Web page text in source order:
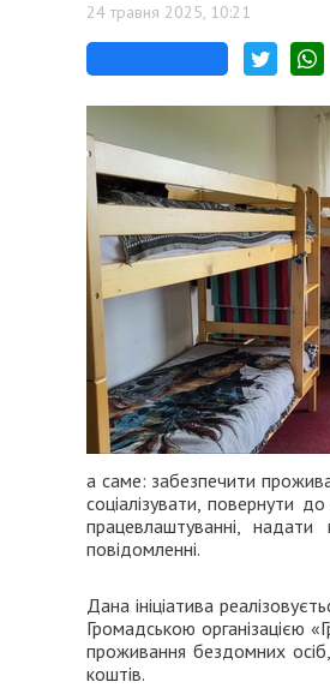
24 травня 2025, 10:21
а саме: забезпечити
соціалізувати, повернути
працевлаштуванні,
повідомленні.
Дана ініціатива
Громадською організацією
проживання бездомних
коштів.